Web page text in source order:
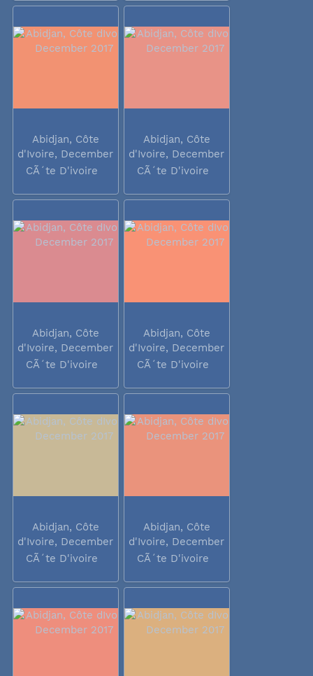
Abidjan, Côte
d'Ivoire, December
2017
CÃ´te D'ivoire
Abidjan, Côte
d'Ivoire, December
2017
CÃ´te D'ivoire
Abidjan, Côte
d'Ivoire, December
2017
CÃ´te D'ivoire
Abidjan, Côte
d'Ivoire, December
2017
CÃ´te D'ivoire
Abidjan, Côte
d'Ivoire, December
2017
CÃ´te D'ivoire
Abidjan, Côte
d'Ivoire, December
2017
CÃ´te D'ivoire